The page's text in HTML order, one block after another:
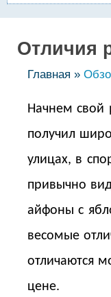
Отличия
Главная »
Начнем свой
получил
улицах, в
привычно
айфоны с
весомые
отличаются
цене.